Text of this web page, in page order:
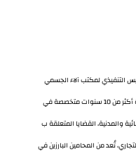
التنفيذي لمكتب آلاء الجسمي
للمحاماة في الإمارات، محام عام بخبرة أكثر من 10 سنوات متخصصة في
والمدنية، القضايا المتعلقة ب
تُعد من المحامين البارزين في